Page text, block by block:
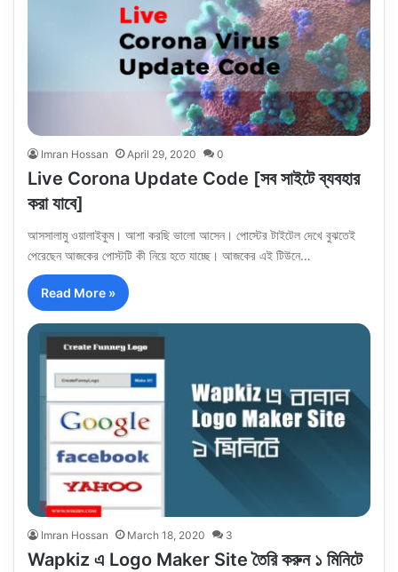
Imran Hossan April 29, 2020 0
Live Corona Update Code [সব সাইটে ব্যবহার
করা যাবে]
আসসালামু ওয়ালাইকুম। আশা করছি ভালো আসেন। পোস্টের টাইটেল দেখে বুঝতেই
পেরেছেন আজকের পোস্টটি কী নিয়ে হতে যাচ্ছে। আজকের এই টিউনে…
Read More »
Imran Hossan March 18, 2020 3
Wapkiz এ Logo Maker Site তৈরি করুন ১ মিনিটে